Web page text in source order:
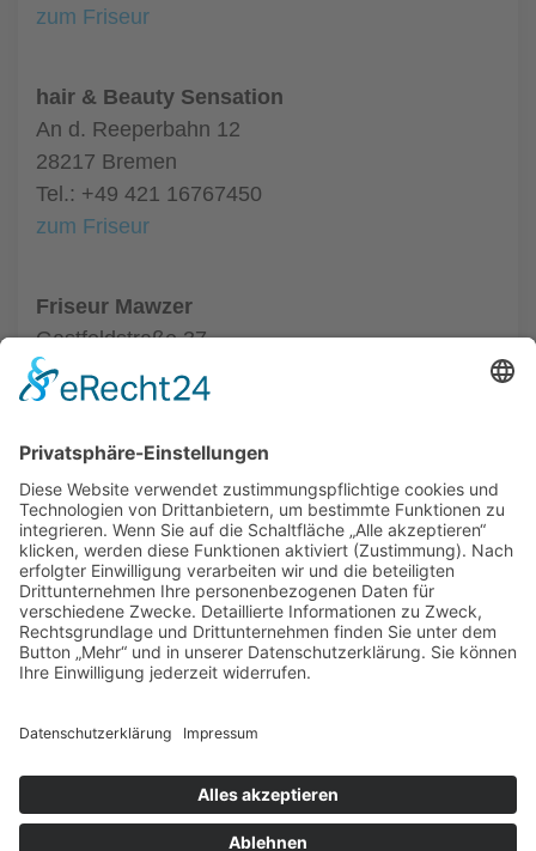
zum Friseur
hair & Beauty Sensation
An d. Reeperbahn 12
28217 Bremen
Tel.: +49 421 16767450
zum Friseur
Friseur Mawzer
Gastfeldstraße 37
28201 Bremen
Tel.: +49 421 59748874
ALLGEMEIN
FRISEURE
FRISEURE
FRISEURE